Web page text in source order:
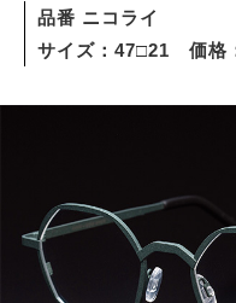
品番 ニコライ
サイズ：47□21 価格